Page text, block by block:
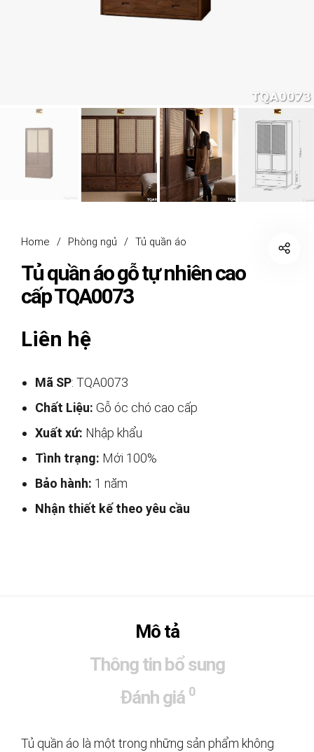
Home / Phòng ngủ / Tủ quần áo
Tủ quần áo gỗ tự nhiên cao
cấp TQA0073
Liên hệ
Mã SP: TQA0073
Chất Liệu: Gỗ óc chó cao cấp
Xuất xứ: Nhập khẩu
Tình trạng: Mới 100%
Bảo hành: 1 năm
Nhận thiết kế theo yêu cầu
Mô tả
Thông tin bổ sung
Đánh giá 0
Tủ quần áo là một trong những sản phẩm không